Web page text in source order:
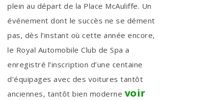
plein au départ de la Place McAuliffe. Un
événement dont le succès ne se dément
pas, dès l’instant où cette année encore,
le Royal Automobile Club de Spa a
enregistré l’inscription d’une centaine
d’équipages avec des voitures tantôt
anciennes, tantôt bien moderne voir